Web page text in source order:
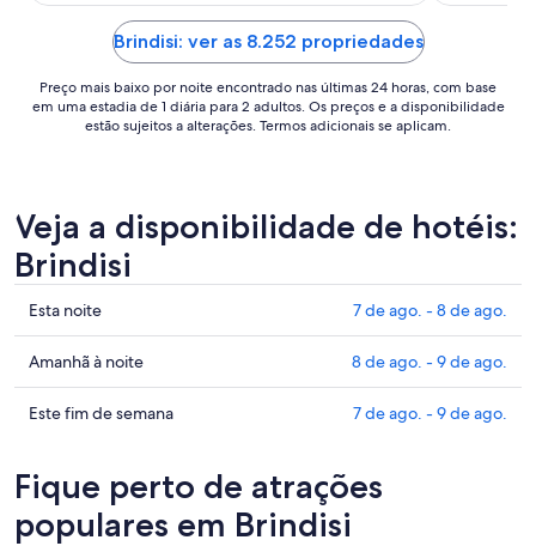
set.
a
3
de
set..
Brindisi: ver as 8.252 propriedades
Preço mais baixo por noite encontrado nas últimas 24 horas, com base
em uma estadia de 1 diária para 2 adultos. Os preços e a disponibilidade
estão sujeitos a alterações. Termos adicionais se aplicam.
Veja a disponibilidade de hotéis:
Brindisi
Confira
os
preços
em
Brindisi
noite,
de
Esta noite 7 de ago. - 8 de ago.
Confira
os
preços
para
amanhã
à
Amanhã à noite 8 de ago. - 9 de ago.
Confira
em
Brindisi
para
Este fim de semana 7 de ago. - 9 de ago.
Fique perto de atrações
populares em Brindisi